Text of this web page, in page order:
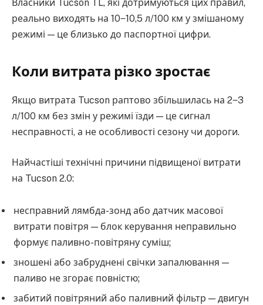
Власники Tucson TL, які дотримуються цих правил,
реально виходять на 10‒10,5 л/100 км у змішаному
режимі — це близько до паспортної цифри.
Коли витрата різко зростає
Якщо витрата Tucson раптово збільшилась на 2‒3
л/100 км без змін у режимі їзди — це сигнал
несправності, а не особливості сезону чи дороги.
Найчастіші технічні причини підвищеної витрати
на Tucson 2.0:
несправний лямбда-зонд або датчик масової
витрати повітря — блок керування неправильно
формує паливно-повітряну суміш;
зношені або забруднені свічки запалювання —
паливо не згорає повністю;
забитий повітряний або паливний фільтр — двигун